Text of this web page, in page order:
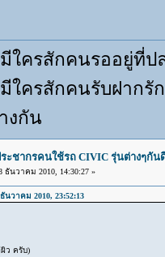
ใครสักคนรออยู่ที่ป
ใครสักคนรับฝากรั
งกัน
ะชากรคนใช้รถ CIVIC รุ่นต่างๆกัน
ธันวาคม 2010, 14:30:27 »
นวาคม 2010, 23:52:13
ว ครับ)